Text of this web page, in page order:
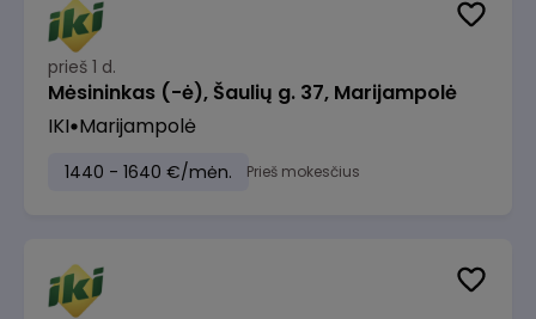
prieš 1 d.
Mėsininkas (-ė), Šaulių g. 37, Marijampolė
IKI Marijampolė
1440 - 1640 €/mėn. Prieš mokesčius